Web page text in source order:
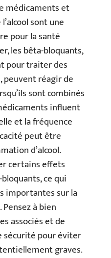
médicaments et
sont une
pour la santé
les bêta-bloquants,
pour traiter des
peuvent réagir de
sont combinés
influent
et la fréquence
peut être
d’alcool.
certains effets
ce qui
importantes sur la
à bien
associés et de
sécurité pour éviter
graves.